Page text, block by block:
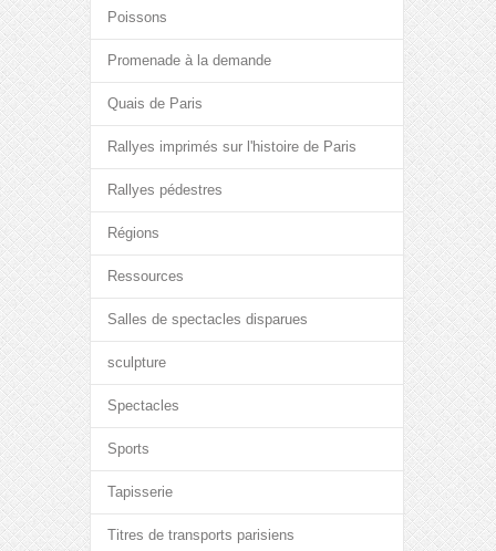
Poissons
Promenade à la demande
Quais de Paris
Rallyes imprimés sur l'histoire de Paris
Rallyes pédestres
Régions
Ressources
Salles de spectacles disparues
sculpture
Spectacles
Sports
Tapisserie
Titres de transports parisiens